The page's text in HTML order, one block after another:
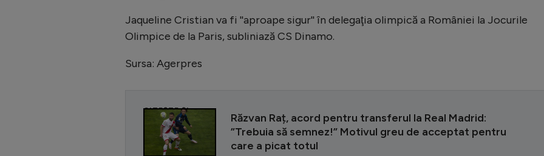
Jaqueline Cristian va fi ''aproape sigur'' în delegaţia olimpică a României la Jocurile
Olimpice de la Paris, subliniază CS Dinamo.
Sursa: Agerpres
CITEȘTE ȘI
Răzvan Raț, acord pentru transferul la Real Madrid:
”Trebuia să semnez!” Motivul greu de acceptat pentru
care a picat totul